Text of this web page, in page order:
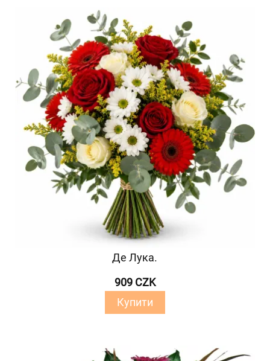
Де Лука.
909 CZK
Купити